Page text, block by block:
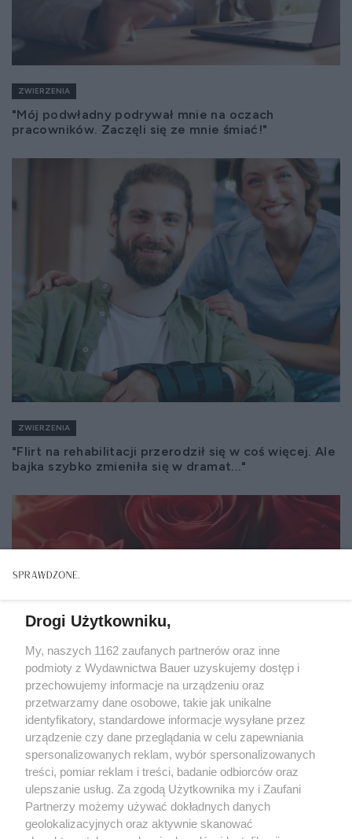
ZWIERZENIA
"Mój podwładny podrywał mnie na oczach
pracowników. Zaczęli się ze mnie śmiać!"
ZWIERZENIA
"Flirt na rehabilitacji przerodził się w coś więcej. Ale
bajka szybko zmieniła się w dramat..."
ZWIERZENIA
"Nigdy nie zapomniałam siedmiu czerwonych róż
od Jurka. Byłam już wdową, gdy znowu je od niego
dostałam..."
Drogi Użytkowniku,
My, naszych 1162 zaufanych partnerów oraz inne
podmioty z Wydawnictwa Bauer uzyskujemy dostęp i
przechowujemy informacje na urządzeniu oraz
przetwarzamy dane osobowe, takie jak unikalne
identyfikatory, standardowe informacje wysyłane przez
urządzenie czy dane przeglądania w celu zapewniania
spersonalizowanych reklam, wybór spersonalizowanych
treści, pomiar reklam i treści, badanie odbiorców oraz
ulepszanie usług. Za zgodą Użytkownika my i Zaufani
Partnerzy możemy używać dokładnych danych
geolokalizacyjnych oraz aktywnie skanować